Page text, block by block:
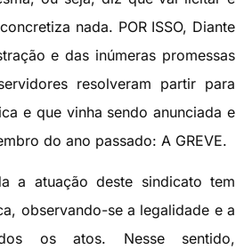
nada. POR ISSO, Diante
e das inúmeras promessas
resolveram partir para
e que vinha sendo anunciada e
do ano passado: A GREVE.
a atuação deste sindicato tem
observando-se a legalidade e a
os atos. Nesse sentido,